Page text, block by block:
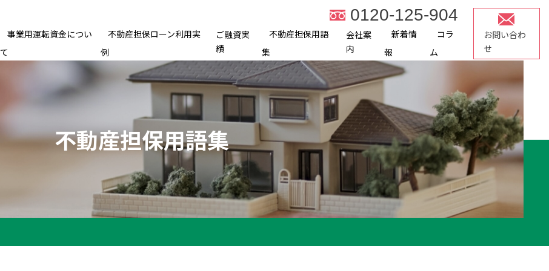
0120-125-904
事業用運転資金につい
て
不動産担保ローン利用実
例
ご融資実
績
不動産担保用語
集
会社案
内
新着情
報
コラ
ム
お問い合わ
せ
不動産担保用語集